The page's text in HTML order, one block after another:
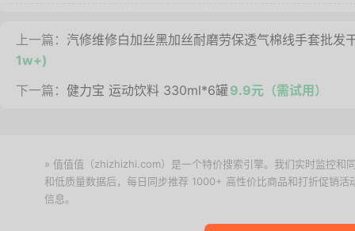
上一篇： 汽修维修白加丝黑加丝耐磨劳保透气棉线手套批发
1w+)
下一篇： 健力宝 运动饮料 330ml*6罐9.9元（需试用）
» 值值值（zhizhizhi.com）是一个特价搜索引擎。我们实时监控和
和低质量数据后，每日同步推荐 1000+ 高性价比商品和打折促销
信息。